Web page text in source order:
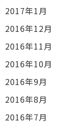
2017年1月
2016年12月
2016年11月
2016年10月
2016年9月
2016年8月
2016年7月